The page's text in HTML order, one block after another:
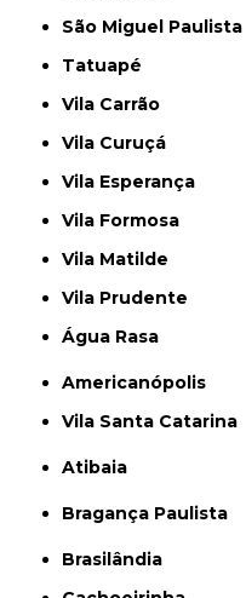
São Miguel Paulista
Tatuapé
Vila Carrão
Vila Curuçá
Vila Esperança
Vila Formosa
Vila Matilde
Vila Prudente
Água Rasa
Americanópolis
Vila Santa Catarina
Atibaia
Bragança Paulista
Brasilândia